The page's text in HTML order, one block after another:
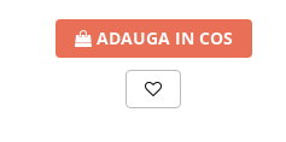
interior/exterior
Accesorii pentru iluminat
ADAUGA IN COS